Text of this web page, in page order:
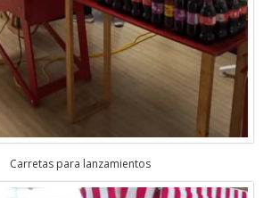
Carretas para lanzamientos